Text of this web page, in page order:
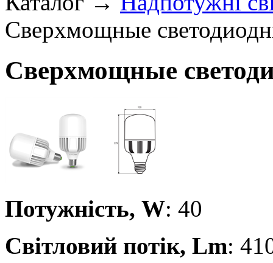
Сверхмощные
Сверхмощные
Потужність, W: 40
Світловий потік, Lm: